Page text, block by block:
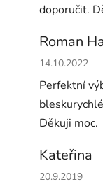
doporučit.
Roman
Hodnocení
14.10.2022
Perfektní
Děkuji moc.
Kateřina
Hodnocení
20.9.2019